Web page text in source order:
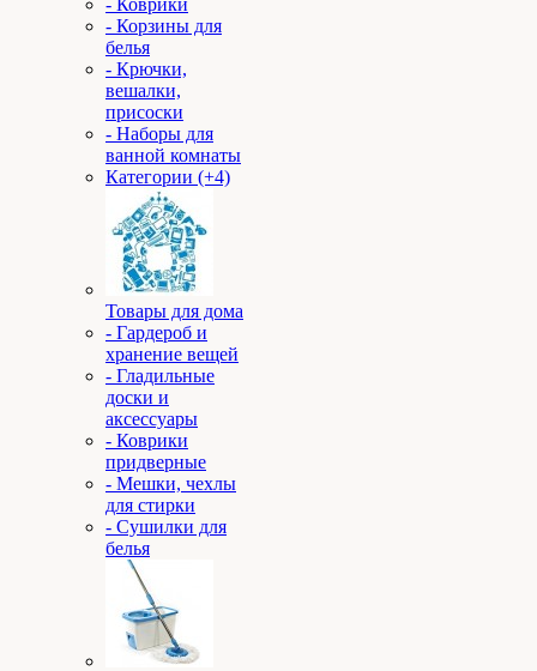
- Коврики
- Корзины для
белья
- Крючки,
вешалки,
присоски
- Наборы для
ванной комнаты
Категории (+4)
Товары для дома
- Гардероб и
хранение вещей
- Гладильные
доски и
аксессуары
- Коврики
придверные
- Мешки, чехлы
для стирки
- Сушилки для
белья